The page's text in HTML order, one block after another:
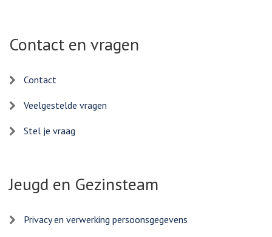
Contact en vragen
Contact
Veelgestelde vragen
Stel je vraag
Jeugd en Gezinsteam
Privacy en verwerking persoonsgegevens